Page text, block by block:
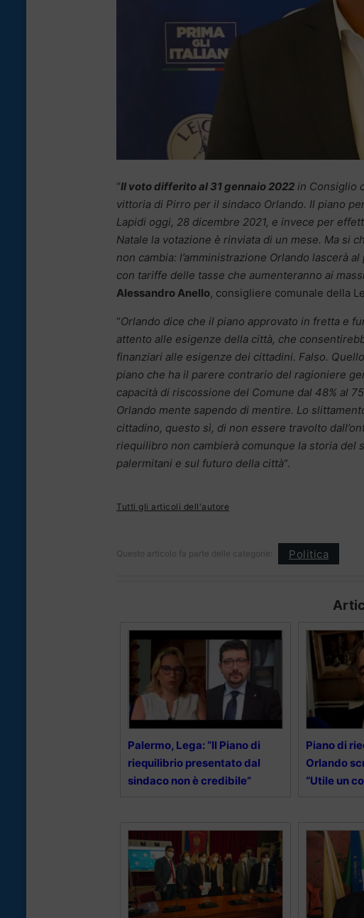
“Il voto differito al 31 gennaio 2022 in Consiglio
vittoria di Pirro per il sindaco Orlando. Il piano
Lapidi oggi, 28 dicembre 2021, e invece per
Natale la votazione è rinviata di un mese. Ma si
non cambia: l’amministrazione Orlando lascerà
con tariffe delle tasse che aumenteranno ai
Alessandro Anello, consigliere comunale della
“Orlando dice che il piano approvato in fretta e
attento alle esigenze della città, che
finanziari alle esigenze dei cittadini. Falso.
piano che ha il parere contrario del ragioniere
capacità di riscossione del Comune dal 48% al
Orlando mente sapendo di mentire. Lo
cittadino, questo sì, di non essere travolto
riequilibro non cambierà comunque la storia del
palermitani e sul futuro della città“.
Tutti gli articoli dell'autore
Questo articolo fa parte delle categorie: Politica
Palermo, Lega: “Il Piano di
riequilibrio presentato dal
sindaco non è credibile”
Piano di
Orlando
“Utile un